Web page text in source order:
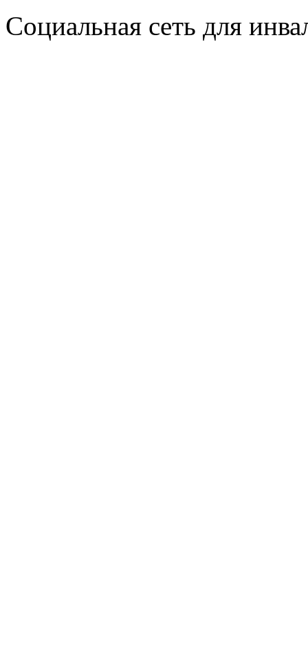
Социальная сеть для